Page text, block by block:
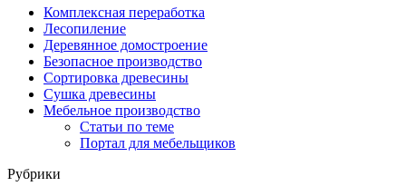
Комплексная переработка
Лесопиление
Деревянное домостроение
Безопасное производство
Сортировка древесины
Сушка древесины
Мебельное производство
Статьи по теме
Портал для мебельщиков
Рубрики